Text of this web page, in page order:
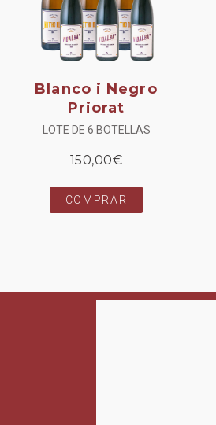
Blanco i Negro
Priorat
LOTE DE 6 BOTELLAS
150,00€
COMPRAR